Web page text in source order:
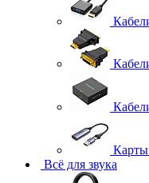
Карты
Всё для звука